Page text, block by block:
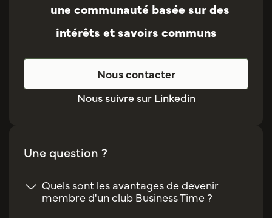
une communauté basée sur des
intérêts et savoirs communs
Nous contacter
Nous suivre sur Linkedin
Une question ?
Quels sont les avantages de devenir
membre d'un club Business Time ?